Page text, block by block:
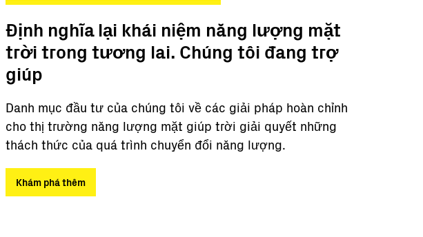
Định nghĩa lại khái niệm năng lượng mặt
trời trong tương lai. Chúng tôi đang trợ
giúp
Danh mục đầu tư của chúng tôi về các giải pháp hoàn chỉnh
cho thị trường năng lượng mặt giúp trời giải quyết những
thách thức của quá trình chuyển đổi năng lượng.
Khám phá thêm